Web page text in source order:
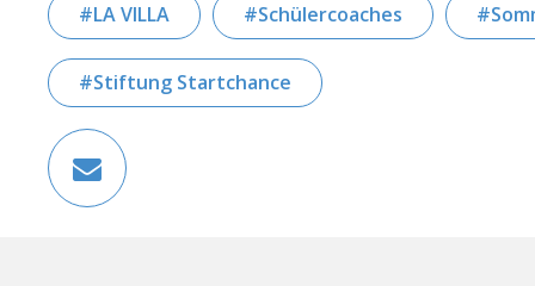
LA VILLA Schülercoaches
Stiftung Startchance